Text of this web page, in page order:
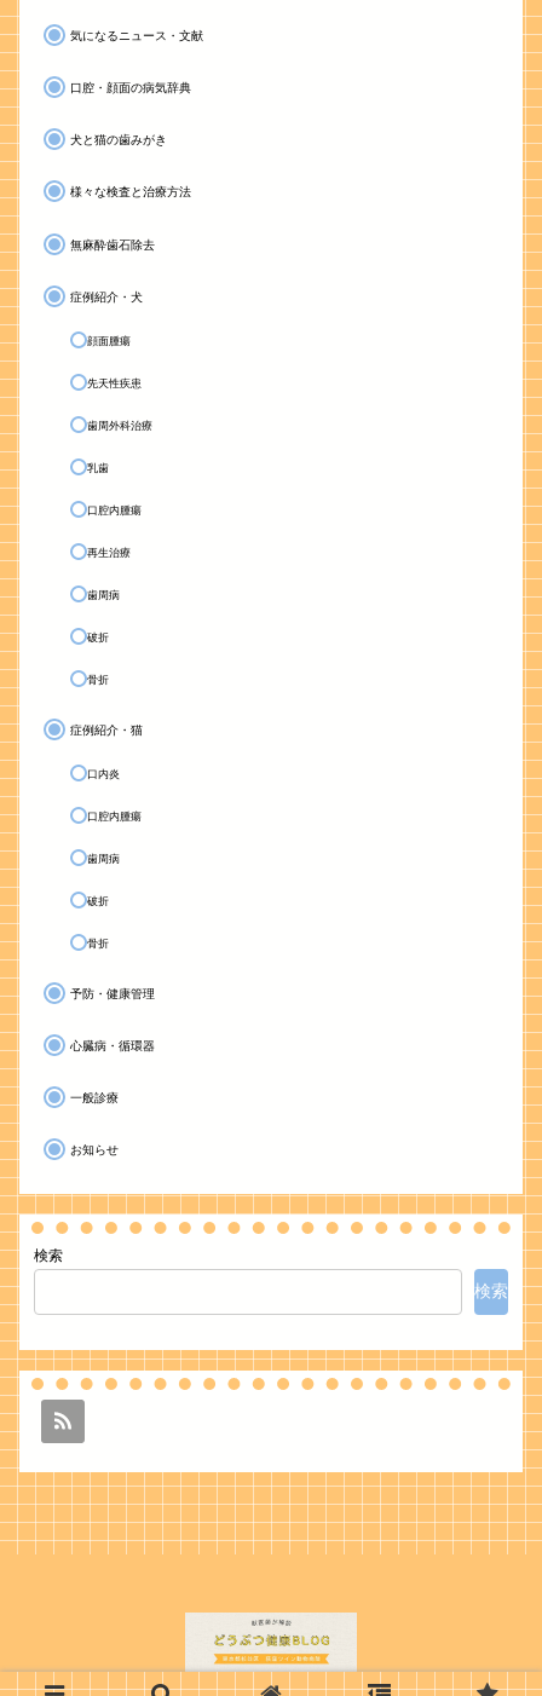
気になるニュース・文献
口腔・顔面の病気辞典
犬と猫の歯みがき
様々な検査と治療方法
無麻酔歯石除去
症例紹介・犬
顔面腫瘍
先天性疾患
歯周外科治療
乳歯
口腔内腫瘍
再生治療
歯周病
破折
骨折
症例紹介・猫
口内炎
口腔内腫瘍
歯周病
破折
骨折
予防・健康管理
心臓病・循環器
一般診療
お知らせ
検索
検索